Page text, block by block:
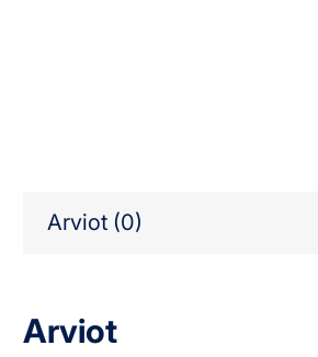
Arviot (0)
Arviot